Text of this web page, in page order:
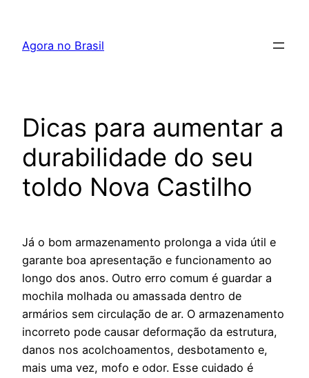
Agora no Brasil
Dicas para aumentar a
durabilidade do seu
toldo Nova Castilho
Já o bom armazenamento prolonga a vida útil e
garante boa apresentação e funcionamento ao
longo dos anos. Outro erro comum é guardar a
mochila molhada ou amassada dentro de
armários sem circulação de ar. O armazenamento
incorreto pode causar deformação da estrutura,
danos nos acolchoamentos, desbotamento e,
mais uma vez, mofo e odor. Esse cuidado é